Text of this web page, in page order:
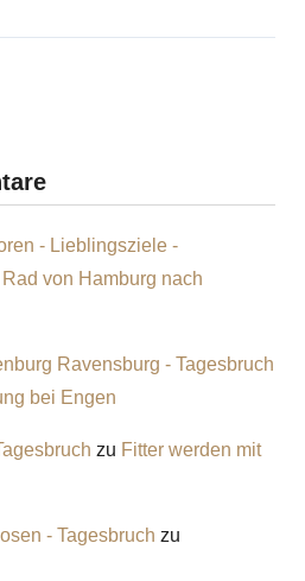
- Lieblingsziele -
Rad von Hamburg nach
Ravensburg - Tagesbruch
bei Engen
zu Fitter werden mit
- Tagesbruch zu